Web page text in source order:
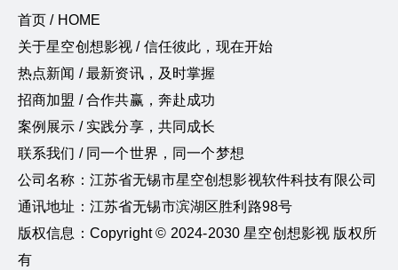
首页 / HOME
关于星空创想影视 / 信任彼此，现在开始
热点新闻 / 最新资讯，及时掌握
招商加盟 / 合作共赢，奔赴成功
案例展示 / 实践分享，共同成长
联系我们 / 同一个世界，同一个梦想
公司名称：江苏省无锡市星空创想影视软件科技有限公司
通讯地址：江苏省无锡市滨湖区胜利路98号
版权信息：Copyright © 2024-2030 星空创想影视 版权所
有